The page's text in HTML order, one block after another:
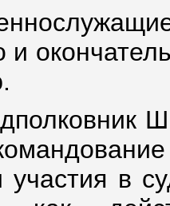
и
участия в